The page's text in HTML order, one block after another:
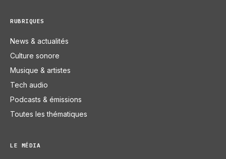
RUBRIQUES
News & actualités
Culture sonore
Musique & artistes
Tech audio
Podcasts & émissions
Toutes les thématiques
LE MÉDIA